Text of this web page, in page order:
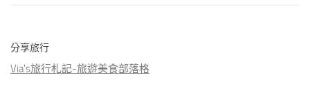
分享旅行
Via's旅行札記-旅遊美食部落格